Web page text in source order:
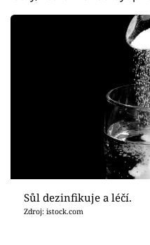
Sůl dezinfikuje a léčí.
Zdroj: istock.com